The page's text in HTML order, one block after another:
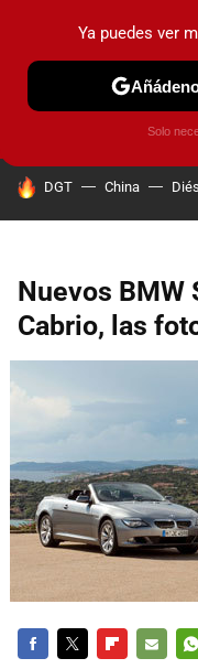
PRUEBAS COCHES
HOY SE HABLA DE
DGT China
Nuevos BMW
Cabrio, las
Ya puedes ver
Solo